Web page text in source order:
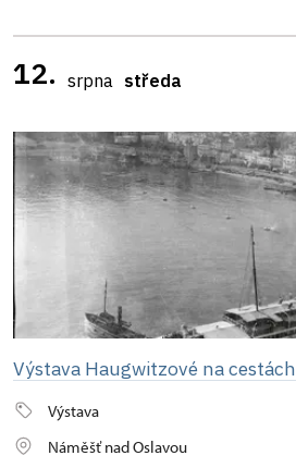
12. srpna středa
Výstava Haugwitzové na cestách
Výstava
Náměšť nad Oslavou